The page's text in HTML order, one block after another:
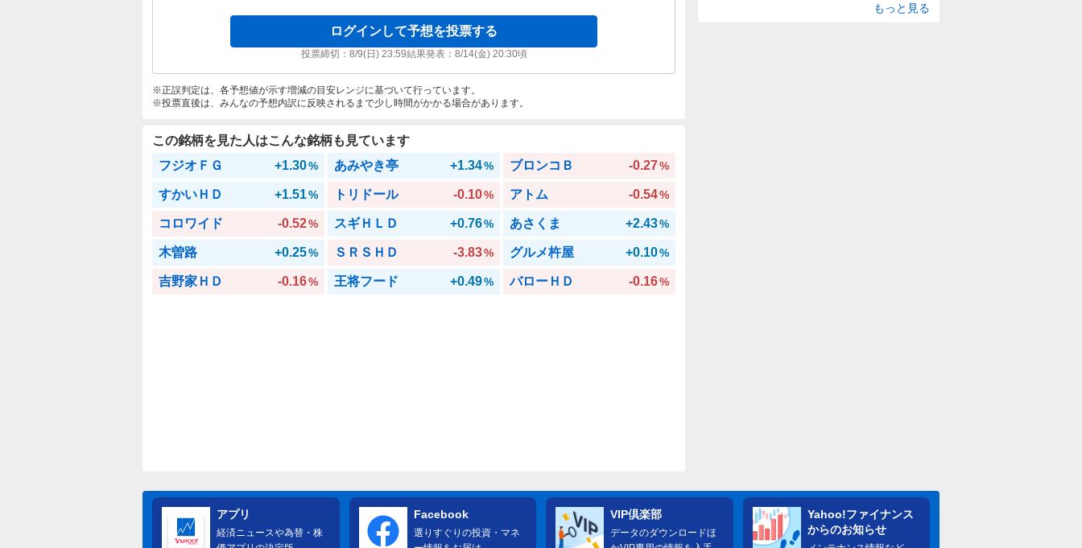
ログインして予想を投票する
投票締切： 8/9(日) 23:59結果発表： 8/14(金) 20:30頃
正誤判定は、各予想値が示す増減の目安レンジに基づいて行っています。
投票直後は、みんなの予想内訳に反映されるまで少し時間がかかる場合があります。
この銘柄を見た人はこんな銘柄も見ています
フジオＦＧ
+1.30% あみやき亭 +1.34% ブロンコＢ -0.27%
すかいＨＤ +1.51% トリドール -0.10% アトム -0.54%
コロワイド -0.52% スギＨＬＤ +0.76% あさくま +2.43%
木曽路 +0.25% ＳＲＳＨＤ -3.83% グルメ杵屋 +0.10%
吉野家ＨＤ -0.16% 王将フード +0.49% バローＨＤ -0.16%
もっと見る
アプリ
経済ニュースや為替・株
Facebook
選りすぐりの投資・マネ
VIP倶楽部
データのダウンロードほ
Yahoo!ファイナンス
からのお知らせ